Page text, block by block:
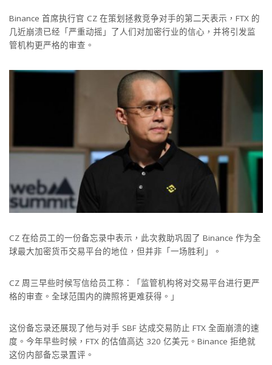
Binance 首席执行官 CZ 在策划拯救竞争对手的第二天表示，FTX 的
几近崩溃已经「严重动摇」了人们对加密行业的信心，并将引发监
管机构更严格的审查。
CZ 在给员工的一份备忘录中表示，此次救助巩固了 Binance 作为全
球最大加密货币交易平台的地位，但并非「一场胜利」。
CZ 周三早些时候写信给员工称：「监管机构将对交易平台进行更严
格的审查。全球范围内的牌照将更难获得。」
这份备忘录还展现了他与对手 SBF 达成交易防止 FTX 全面崩溃的速
度。今年早些时候，FTX 的估值高达 320 亿美元。Binance 拒绝就
这份内部备忘录置评。